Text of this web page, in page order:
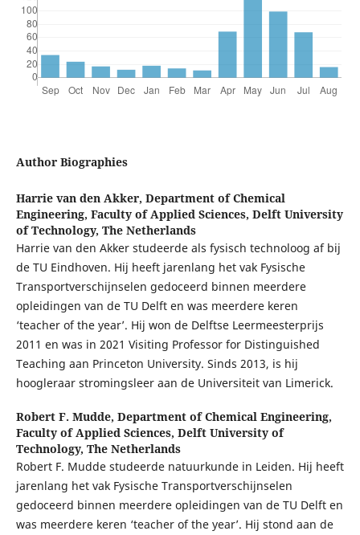
Author Biographies
Harrie van den Akker, Department of Chemical
Engineering, Faculty of Applied Sciences, Delft University
of Technology, The Netherlands
Harrie van den Akker studeerde als fysisch technoloog af bij
de TU Eindhoven. Hij heeft jarenlang het vak Fysische
Transportverschijnselen gedoceerd binnen meerdere
opleidingen van de TU Delft en was meerdere keren
‘teacher of the year’. Hij won de Delftse Leermeesterprijs
2011 en was in 2021 Visiting Professor for Distinguished
Teaching aan Princeton University. Sinds 2013, is hij
hoogleraar stromingsleer aan de Universiteit van Limerick.
Robert F. Mudde, Department of Chemical Engineering,
Faculty of Applied Sciences, Delft University of
Technology, The Netherlands
Robert F. Mudde studeerde natuurkunde in Leiden. Hij heeft
jarenlang het vak Fysische Transportverschijnselen
gedoceerd binnen meerdere opleidingen van de TU Delft en
was meerdere keren ‘teacher of the year’. Hij stond aan de